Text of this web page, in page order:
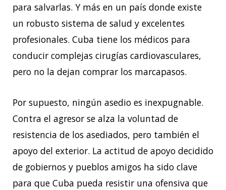
para salvarlas. Y más en un país donde existe
un robusto sistema de salud y excelentes
profesionales. Cuba tiene los médicos para
conducir complejas cirugías cardiovasculares,
pero no la dejan comprar los marcapasos.
Por supuesto, ningún asedio es inexpugnable.
Contra el agresor se alza la voluntad de
resistencia de los asediados, pero también el
apoyo del exterior. La actitud de apoyo decidido
de gobiernos y pueblos amigos ha sido clave
para que Cuba pueda resistir una ofensiva que